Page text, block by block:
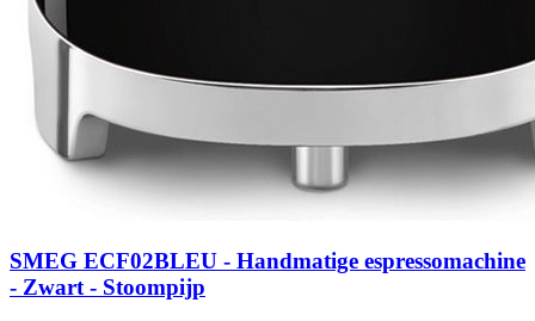
SMEG ECF02BLEU - Handmatige espressomachine
- Zwart - Stoompijp